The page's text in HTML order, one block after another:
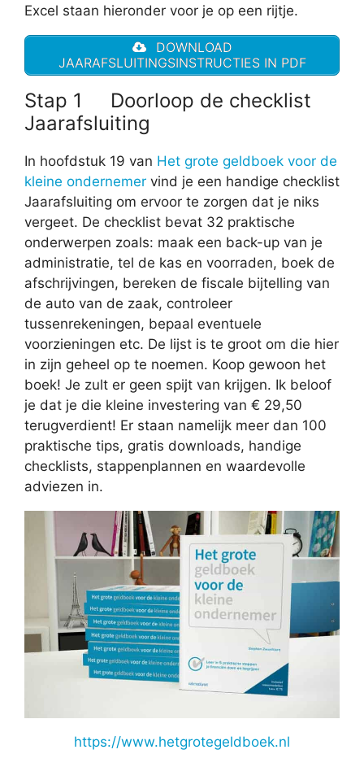
Excel staan hieronder voor je op een rijtje.
DOWNLOAD
JAARAFSLUITINGSINSTRUCTIES IN PDF
Stap 1 Doorloop de checklist
Jaarafsluiting
In hoofdstuk 19 van Het grote geldboek voor de
kleine ondernemer vind je een handige checklist
Jaarafsluiting om ervoor te zorgen dat je niks
vergeet. De checklist bevat 32 praktische
onderwerpen zoals: maak een back-up van je
administratie, tel de kas en voorraden, boek de
afschrijvingen, bereken de fiscale bijtelling van
de auto van de zaak, controleer
tussenrekeningen, bepaal eventuele
voorzieningen etc. De lijst is te groot om die hier
in zijn geheel op te noemen. Koop gewoon het
boek! Je zult er geen spijt van krijgen. Ik beloof
je dat je die kleine investering van € 29,50
terugverdient! Er staan namelijk meer dan 100
praktische tips, gratis downloads, handige
checklists, stappenplannen en waardevolle
adviezen in.
https://www.hetgrotegeldboek.nl